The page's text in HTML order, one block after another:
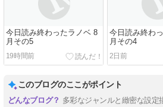
今日読み終わったラノベ 8
月その5
19時間前
今日読み終わ
月その4
2日前
このブログのここがポイント
多彩なジャンルと緻密な設定